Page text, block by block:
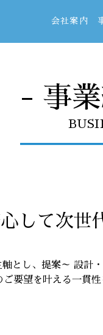
会社案内
- 事
して次世
とし、提案～ 設計
ご要望を叶える一貫